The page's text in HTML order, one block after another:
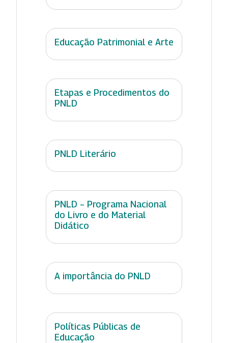
Educação Patrimonial e Arte
Etapas e Procedimentos do
PNLD
PNLD Literário
PNLD – Programa Nacional
do Livro e do Material
Didático
A importância do PNLD
Políticas Públicas de
Educação